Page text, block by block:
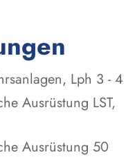
Lph 3 - 4
Ausrüstung LST,
Ausrüstung 50